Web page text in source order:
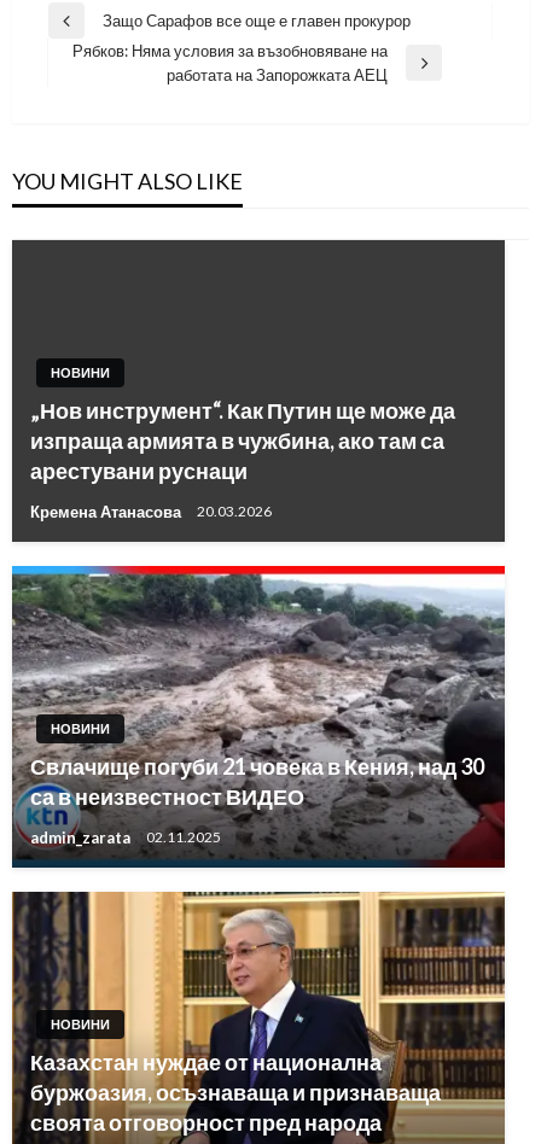
Навигация
Previous
Post
Защо Сарафов все още е главен прокурор
Рябков: Няма условия за възобновяване на
работата на Запорожката АЕЦ
YOU MIGHT ALSO LIKE
НОВИНИ
„Нов инструмент“. Как Путин ще може да
изпраща армията в чужбина, ако там са
арестувани руснаци
Кремена Атанасова 20.03.2026
НОВИНИ
Свлачище погуби 21 човека в Кения, над 30
са в неизвестност ВИДЕО
admin_zarata 02.11.2025
НОВИНИ
Казахстан нуждае от национална
буржоазия, осъзнаваща и признаваща
своята отговорност пред народа